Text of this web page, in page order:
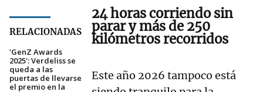
RELACIONADAS
'GenZ Awards
2025': Verdeliss se
queda a las
puertas de llevarse
el premio en la
24 horas corriendo sin
parar y más de 250
kilómetros recorridos
Este año 2026 tampoco está